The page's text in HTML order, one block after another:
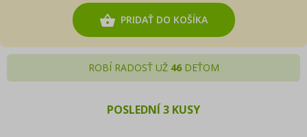
PRIDAŤ DO KOŠÍKA
ROBÍ RADOSŤ UŽ 46DEŤOM
POSLEDNÍ 3 KUSY